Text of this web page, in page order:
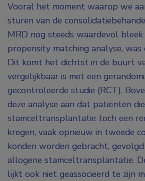
Vooral het moment waarop we
sturen van de
MRD nog steeds waardevol bleek
propensity matching analyse, was
Dit komt het dichtst in de buurt
vergelijkbaar is met een
gecontroleerde studie (RCT).
deze analyse aan dat patiënten
stamceltransplantatie toch een
kregen, vaak opnieuw in tweede
konden worden gebracht,
allogene stamceltransplantatie.
lijkt ook niet geassocieerd te zijn